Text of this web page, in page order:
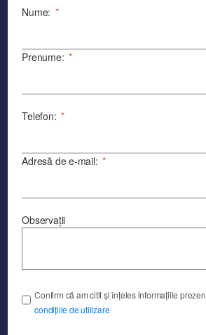
Nume: *
Prenume: *
Telefon: *
Adresă de e-mail: *
Observații
Confirm că am citit și înțeles informațiile
condițiile de utilizare